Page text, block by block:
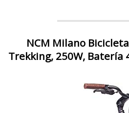
NCM Milano
Trekking, 250W, Batería